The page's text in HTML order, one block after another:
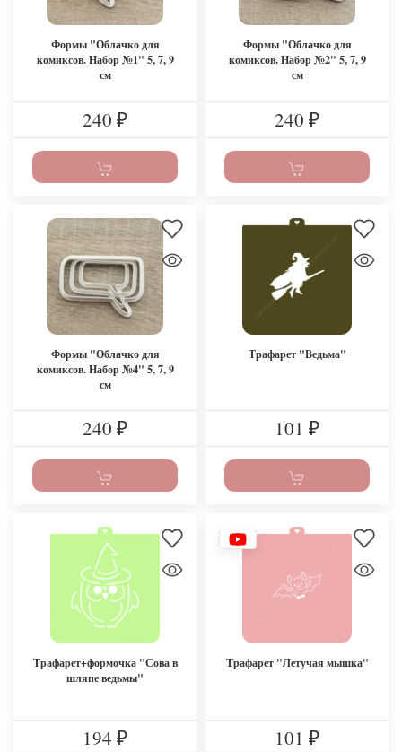
Формы "Облачко для
комиксов. Набор №1" 5, 7, 9
см
240 ₽
Формы "Облачко для
комиксов. Набор №2" 5, 7, 9
см
240 ₽
Формы "Облачко для
комиксов. Набор №4" 5, 7, 9
см
240 ₽
Трафарет "Ведьма"
101 ₽
Трафарет+формочка "Сова в
шляпе ведьмы"
194 ₽
Трафарет "Летучая мышка"
101 ₽